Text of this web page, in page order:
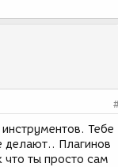
Тебе
делают.. Плагинов
что ты просто сам